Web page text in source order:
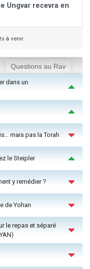
Ungvar recevra en
à venir
Questions au Rav
dans un
mais pas la Torah
le Steipler
y remédier ?
de Yohan
le repas et séparé